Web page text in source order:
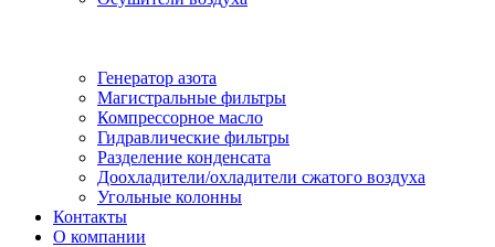
Генератор азота
Магистральные фильтры
Компрессорное масло
Гидравлические фильтры
Разделение конденсата
Доохладители/охладители сжатого воздуха
Угольные колонны
Контакты
О компании